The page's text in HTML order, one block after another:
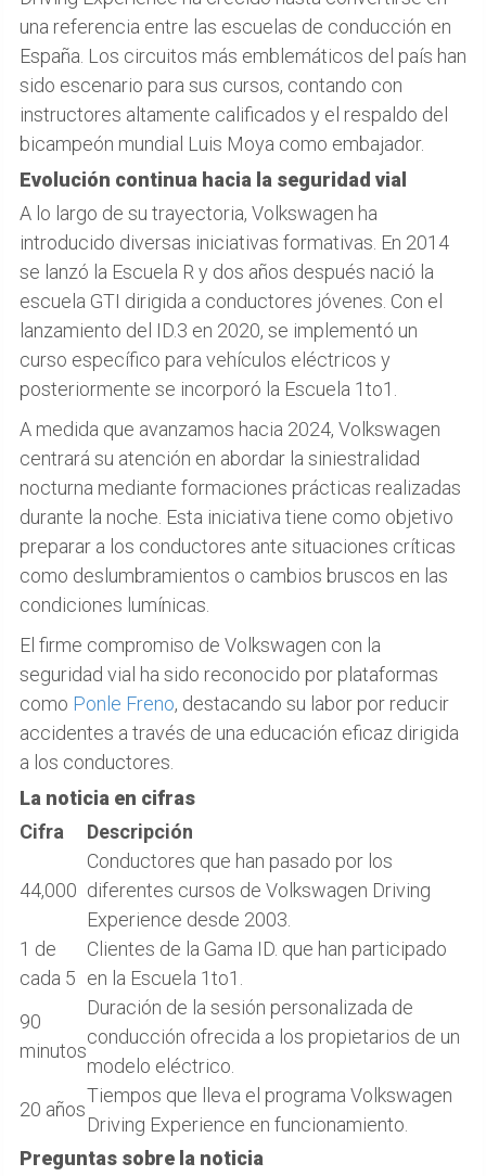
una referencia entre las escuelas de conducción en
España. Los circuitos más emblemáticos del país han
sido escenario para sus cursos, contando con
instructores altamente calificados y el respaldo del
bicampeón mundial Luis Moya como embajador.
Evolución continua hacia la seguridad vial
A lo largo de su trayectoria, Volkswagen ha
introducido diversas iniciativas formativas. En 2014
se lanzó la Escuela R y dos años después nació la
escuela GTI dirigida a conductores jóvenes. Con el
lanzamiento del ID.3 en 2020, se implementó un
curso específico para vehículos eléctricos y
posteriormente se incorporó la Escuela 1to1.
A medida que avanzamos hacia 2024, Volkswagen
centrará su atención en abordar la siniestralidad
nocturna mediante formaciones prácticas realizadas
durante la noche. Esta iniciativa tiene como objetivo
preparar a los conductores ante situaciones críticas
como deslumbramientos o cambios bruscos en las
condiciones lumínicas.
El firme compromiso de Volkswagen con la
seguridad vial ha sido reconocido por plataformas
como Ponle Freno, destacando su labor por reducir
accidentes a través de una educación eficaz dirigida
a los conductores.
La noticia en cifras
Cifra
Descripción
44,000
Conductores que han pasado por los
diferentes cursos de Volkswagen Driving
Experience desde 2003.
1 de
cada 5
Clientes de la Gama ID. que han participado
en la Escuela 1to1.
90
minutos
Duración de la sesión personalizada de
conducción ofrecida a los propietarios de un
modelo eléctrico.
20 años
Tiempos que lleva el programa Volkswagen
Driving Experience en funcionamiento.
Preguntas sobre la noticia